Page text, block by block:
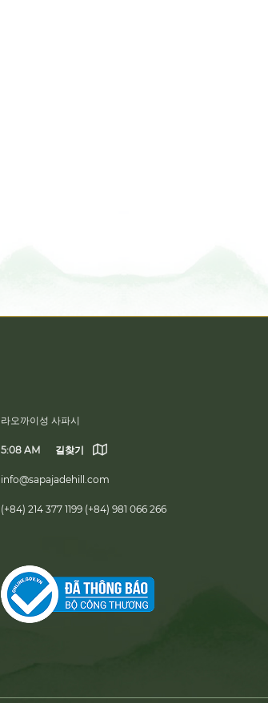
라오까이성 사파시
5:08 AM 길찾기
info@sapajadehill.com
(+84) 214 377 1199 (+84) 981 066 266